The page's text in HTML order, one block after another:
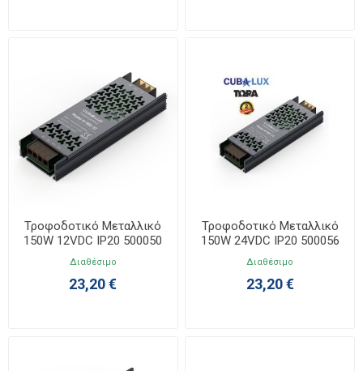
Τροφοδοτικό Μεταλλικό
150W 12VDC IP20 500050
Διαθέσιμο
23,20 €
Τροφοδοτικό Μεταλλικό
150W 24VDC IP20 500056
Διαθέσιμο
23,20 €